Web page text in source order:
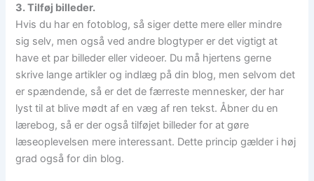
3. Tilføj billeder.
Hvis du har en fotoblog, så siger dette mere eller mindre
sig selv, men også ved andre blogtyper er det vigtigt at
have et par billeder eller videoer. Du må hjertens gerne
skrive lange artikler og indlæg på din blog, men selvom det
er spændende, så er det de færreste mennesker, der har
lyst til at blive mødt af en væg af ren tekst. Åbner du en
lærebog, så er der også tilføjet billeder for at gøre
læseoplevelsen mere interessant. Dette princip gælder i høj
grad også for din blog.